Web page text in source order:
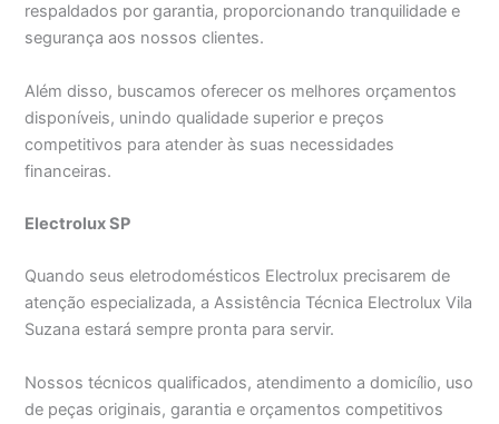
respaldados por garantia, proporcionando tranquilidade e
segurança aos nossos clientes.
Além disso, buscamos oferecer os melhores orçamentos
disponíveis, unindo qualidade superior e preços
competitivos para atender às suas necessidades
financeiras.
Electrolux SP
Quando seus eletrodomésticos Electrolux precisarem de
atenção especializada, a Assistência Técnica Electrolux Vila
Suzana estará sempre pronta para servir.
Nossos técnicos qualificados, atendimento a domicílio, uso
de peças originais, garantia e orçamentos competitivos